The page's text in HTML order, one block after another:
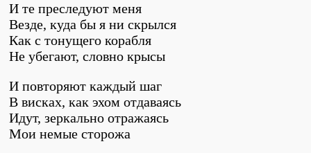
И те преследуют меня
Везде, куда бы я ни скрылся
Как с тонущего корабля
Не убегают, словно крысы
И повторяют каждый шаг
В висках, как эхом отдаваясь
Идут, зеркально отражаясь
Мои немые сторожа